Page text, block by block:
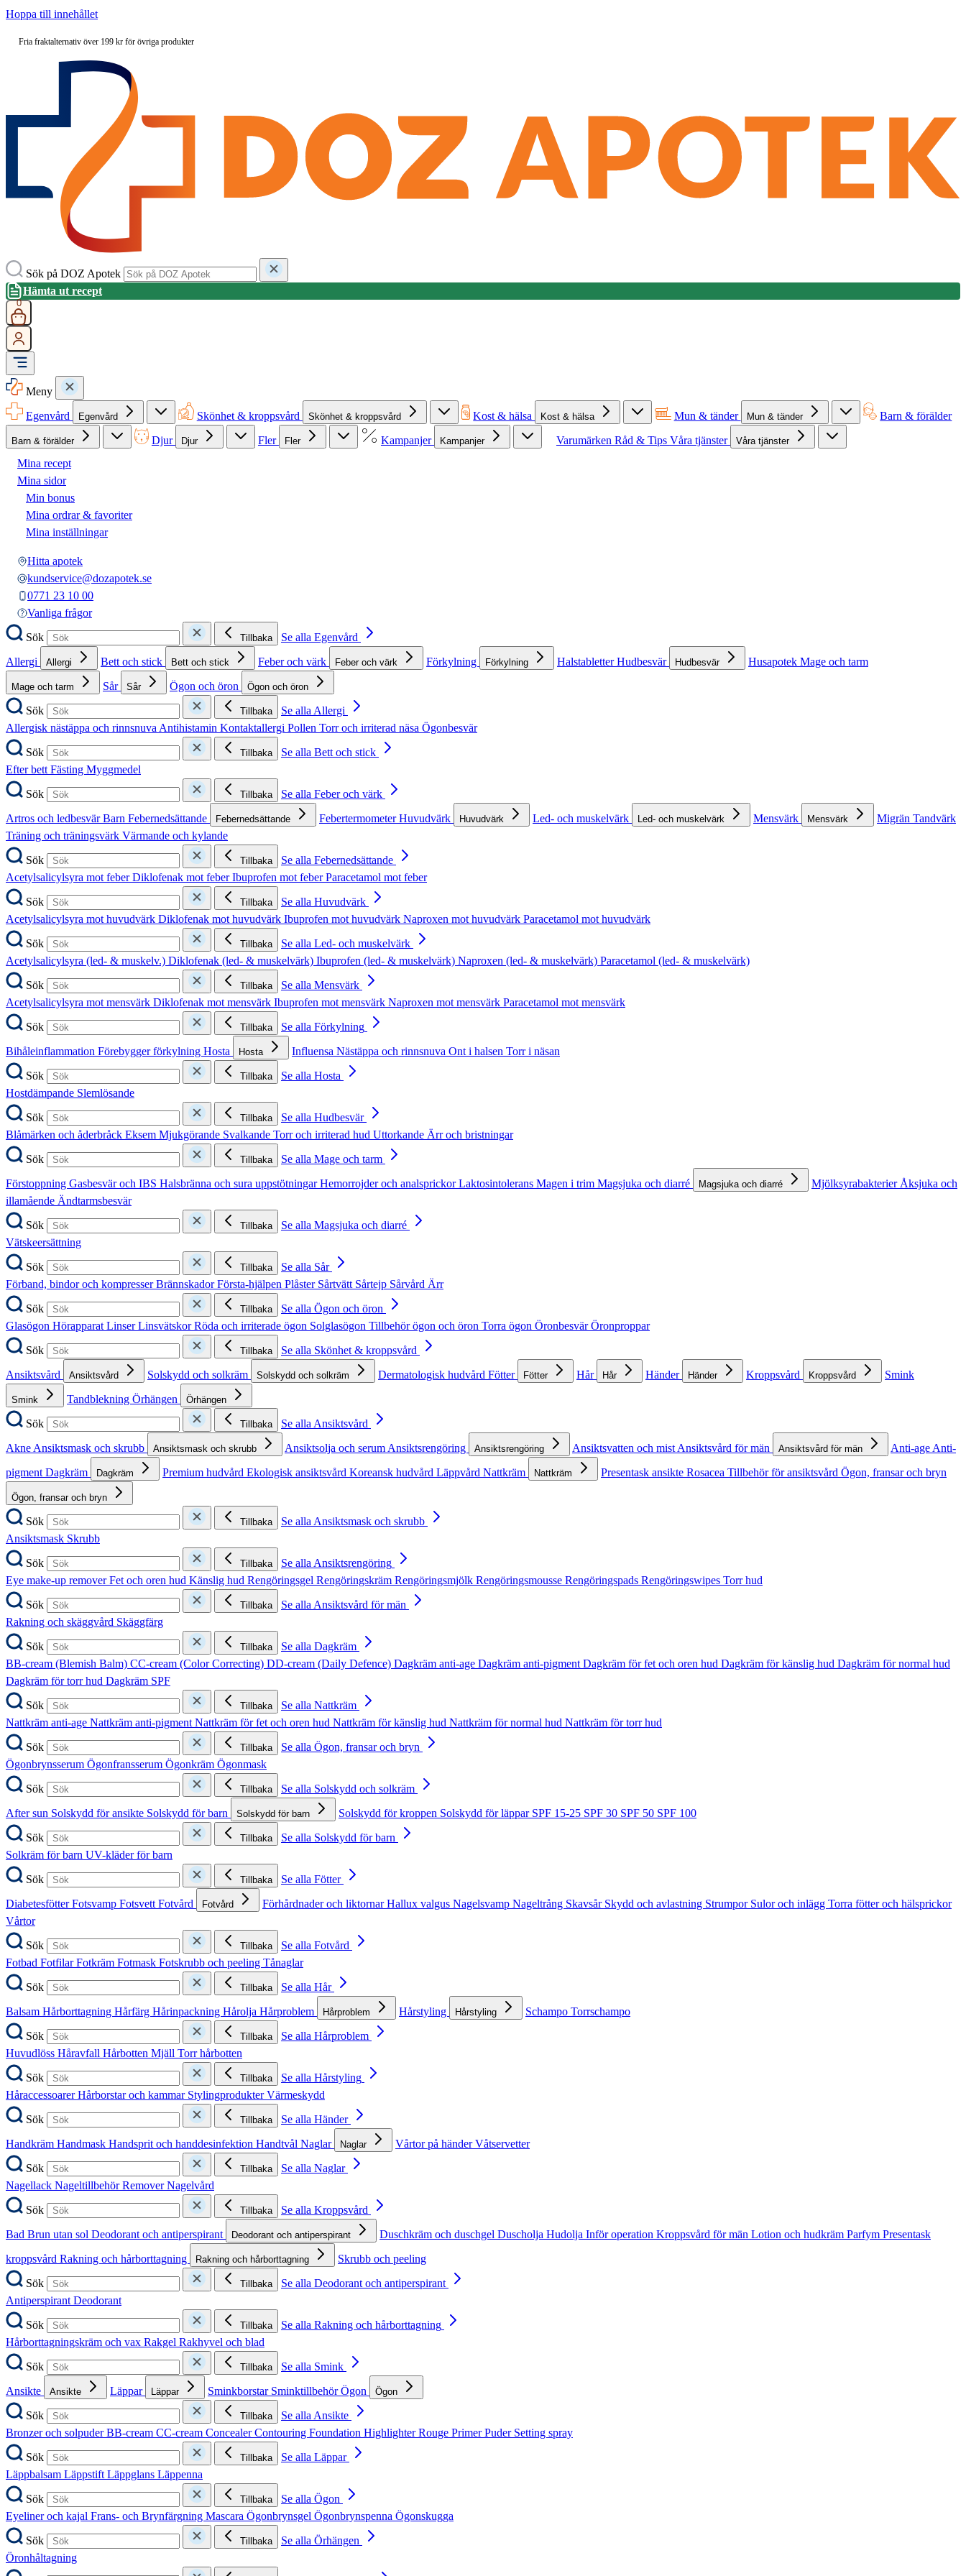
Hoppa till innehållet
Fria fraktalternativ över 199 kr för övriga produkter
Sök på DOZ Apotek
Hämta ut recept
0
Meny
Egenvård
Egenvård Skönhet & kroppsvård Skönhet & kroppsvård Kost & hälsa Kost & hälsa Mun & tänder Mun & tänder Barn & förälder
Barn & förälder Djur Djur Fler Fler Kampanjer Kampanjer Varumärken Råd & Tips Våra tjänster Våra tjänster
Mina recept
Mina sidor
Min bonus
Mina ordrar & favoriter
Mina inställningar
Hitta apotek
kundservice@dozapotek.se
0771 23 10 00
Vanliga frågor
Sök
Tillbaka
Se alla Egenvård
Allergi
Allergi Bett och stick Bett och stick Feber och värk Feber och värk Förkylning Förkylning HalstabletterHudbesvär Hudbesvär Husapotek Mage och tarm
Mage och tarm Sår Sår Ögon och öron Ögon och öron
Sök Tillbaka
Se alla Allergi
Allergisk nästäppa och rinnsnuva Antihistamin Kontaktallergi Pollen Torr och irriterad näsa Ögonbesvär
Sök
Tillbaka
Se alla Bett och stick
Efter bett Fästing Myggmedel
Sök
Tillbaka
Se alla Feber och värk
Artros och ledbesvärBarn Febernedsättande Febernedsättande FebertermometerHuvudvärk Huvudvärk Led- och muskelvärk Led- och muskelvärk Mensvärk Mensvärk Migrän Tandvärk
Träning och träningsvärk Värmande och kylande
Sök
Tillbaka
Se alla Febernedsättande
Acetylsalicylsyra mot feberDiklofenak mot feberIbuprofen mot feberParacetamol mot feber
Sök
Tillbaka
Se alla Huvudvärk
Acetylsalicylsyra mot huvudvärk Diklofenak mot huvudvärk Ibuprofen mot huvudvärk Naproxen mot huvudvärk Paracetamol mot huvudvärk
Sök
Tillbaka
Se alla Led- och muskelvärk
Acetylsalicylsyra (led- & muskelv.) Diklofenak (led- & muskelvärk) Ibuprofen (led- & muskelvärk) Naproxen (led- & muskelvärk) Paracetamol (led- & muskelvärk)
Sök
Tillbaka
Se alla Mensvärk
Acetylsalicylsyra mot mensvärk Diklofenak mot mensvärk Ibuprofen mot mensvärk Naproxen mot mensvärk Paracetamol mot mensvärk
Sök
Tillbaka
Se alla Förkylning
Bihåleinflammation Förebygger förkylning Hosta Hosta Influensa Nästäppa och rinnsnuva Ont i halsen Torr i näsan
Sök
Tillbaka
Se alla Hosta
Hostdämpande Slemlösande
Sök
Tillbaka
Se alla Hudbesvär
Blåmärken och åderbråck Eksem Mjukgörande Svalkande Torr och irriterad hud Uttorkande Ärr och bristningar
Sök
Tillbaka
Se alla Mage och tarm
Förstoppning Gasbesvär och IBS Halsbränna och sura uppstötningarHemorrojder och analsprickorLaktosintolerans Magen i trim Magsjuka och diarré Magsjuka och diarré Mjölksyrabakterier Åksjuka och
illamående Ändtarmsbesvär
Sök
Tillbaka
Se alla Magsjuka och diarré
Vätskeersättning
Sök
Tillbaka
Se alla Sår
Förband, bindor och kompresserBrännskadorFörsta-hjälpen Plåster Sårtvätt Sårtejp Sårvård Ärr
Sök
Tillbaka
Se alla Ögon och öron
Glasögon Hörapparat LinserLinsvätskorRöda och irriterade ögon Solglasögon Tillbehör ögon och öron Torra ögon ÖronbesvärÖronproppar
Sök
Tillbaka
Se alla Skönhet & kroppsvård
Ansiktsvård
Ansiktsvård Solskydd och solkräm Solskydd och solkräm Dermatologisk hudvård Fötter Fötter Hår Hår Händer Händer Kroppsvård Kroppsvård Smink
Smink Tandblekning Örhängen Örhängen
Sök Tillbaka
Se alla Ansiktsvård
Akne Ansiktsmask och skrubb Ansiktsmask och skrubb Ansiktsolja och serum Ansiktsrengöring Ansiktsrengöring Ansiktsvatten och mist Ansiktsvård för män Ansiktsvård för män Anti-age Anti-
pigment Dagkräm Dagkräm Premium hudvård Ekologisk ansiktsvård Koreansk hudvård Läppvård Nattkräm Nattkräm Presentask ansikte Rosacea Tillbehör för ansiktsvård Ögon, fransar och bryn
Ögon, fransar och bryn
Sök Tillbaka
Se alla Ansiktsmask och skrubb
Ansiktsmask Skrubb
Sök
Tillbaka
Se alla Ansiktsrengöring
Eye make-up removerFet och oren hud Känslig hud Rengöringsgel Rengöringskräm Rengöringsmjölk Rengöringsmousse Rengöringspads Rengöringswipes Torr hud
Sök
Tillbaka
Se alla Ansiktsvård för män
Rakning och skäggvård Skäggfärg
Sök
Tillbaka
Se alla Dagkräm
BB-cream (Blemish Balm) CC-cream (Color Correcting) DD-cream (Daily Defence) Dagkräm anti-age Dagkräm anti-pigment Dagkräm för fet och oren hud Dagkräm för känslig hud Dagkräm för normal hud
Dagkräm för torr hud Dagkräm SPF
Sök
Tillbaka
Se alla Nattkräm
Nattkräm anti-age Nattkräm anti-pigment Nattkräm för fet och oren hud Nattkräm för känslig hud Nattkräm för normal hud Nattkräm för torr hud
Sök
Tillbaka
Se alla Ögon, fransar och bryn
Ögonbrynsserum Ögonfransserum Ögonkräm Ögonmask
Sök
Tillbaka
Se alla Solskydd och solkräm
After sun Solskydd för ansikte Solskydd för barn Solskydd för barn Solskydd för kroppen Solskydd för läppar SPF 15-25 SPF 30 SPF 50 SPF 100
Sök
Tillbaka
Se alla Solskydd för barn
Solkräm för barn UV-kläder för barn
Sök
Tillbaka
Se alla Fötter
DiabetesfötterFotsvamp Fotsvett Fotvård Fotvård Förhårdnader och liktornarHallux valgus Nagelsvamp Nageltrång Skavsår Skydd och avlastning Strumpor Sulor och inlägg Torra fötter och hälsprickor
Vårtor
Sök
Tillbaka
Se alla Fotvård
Fotbad FotfilarFotkräm Fotmask Fotskrubb och peeling Tånaglar
Sök
Tillbaka
Se alla Hår
Balsam Hårborttagning Hårfärg Hårinpackning Hårolja Hårproblem Hårproblem Hårstyling Hårstyling Schampo Torrschampo
Sök
Tillbaka
Se alla Hårproblem
Huvudlöss Håravfall Hårbotten Mjäll Torr hårbotten
Sök
Tillbaka
Se alla Hårstyling
HåraccessoarerHårborstar och kammar StylingprodukterVärmeskydd
Sök
Tillbaka
Se alla Händer
Handkräm Handmask Handsprit och handdesinfektion Handtvål Naglar Naglar Vårtor på händerVåtservetter
Sök
Tillbaka
Se alla Naglar
Nagellack NageltillbehörRemoverNagelvård
Sök
Tillbaka
Se alla Kroppsvård
Bad Brun utan sol Deodorant och antiperspirant Deodorant och antiperspirant Duschkräm och duschgel Duscholja Hudolja Inför operation Kroppsvård för män Lotion och hudkräm Parfym Presentask
kroppsvård Rakning och hårborttagning Rakning och hårborttagning
Skrubb och peeling
Sök
Tillbaka
Se alla Deodorant och antiperspirant
Antiperspirant Deodorant
Sök
Tillbaka
Se alla Rakning och hårborttagning
Hårborttagningskräm och vax Rakgel Rakhyvel och blad
Sök
Tillbaka
Se alla Smink
Ansikte
Ansikte Läppar Läppar Sminkborstar SminktillbehörÖgon Ögon
Sök Tillbaka
Se alla Ansikte
Bronzer och solpuderBB-cream CC-cream ConcealerContouring Foundation HighlighterRouge PrimerPuder Setting spray
Sök
Tillbaka
Se alla Läppar
Läppbalsam Läppstift Läppglans Läppenna
Sök
Tillbaka
Se alla Ögon
Eyeliner och kajal Frans- och Brynfärgning Mascara Ögonbrynsgel Ögonbrynspenna Ögonskugga
Sök
Tillbaka
Se alla Örhängen
Öronhåltagning